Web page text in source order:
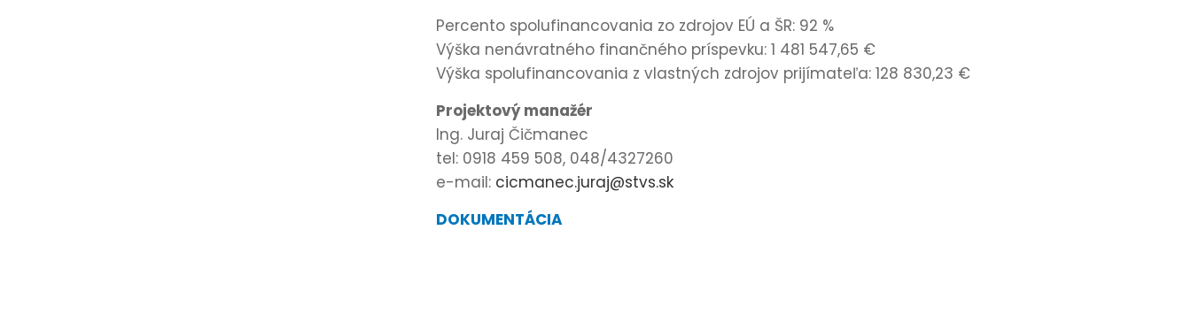
Percento spolufinancovania zo zdrojov EÚ a ŠR: 92 %
Výška nenávratného finančného príspevku: 1 481 547,65 €
Výška spolufinancovania z vlastných zdrojov prijímateľa: 128 830,23 €
Projektový manažér
Ing. Juraj Čičmanec
tel: 0918 459 508, 048/4327260
e-mail: cicmanec.juraj@stvs.sk
DOKUMENTÁCIA